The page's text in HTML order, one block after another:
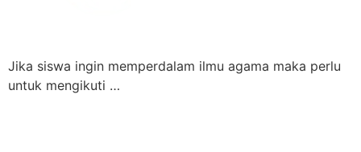
Jika siswa ingin memperdalam ilmu agama maka perlu
untuk mengikuti …